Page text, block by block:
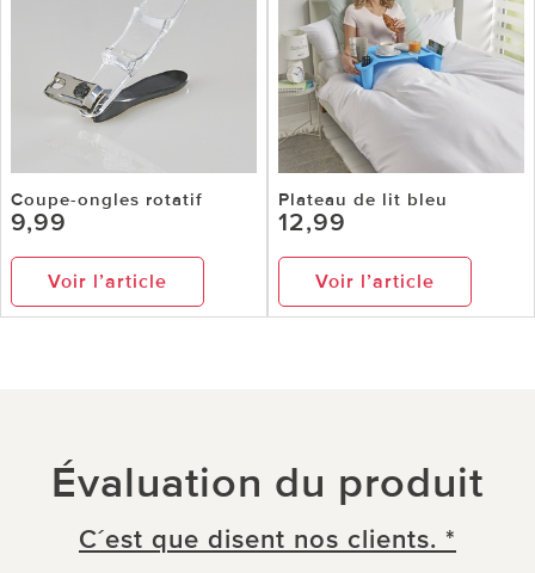
Coupe-ongles rotatif
9,99
Voir l’article
Plateau de lit bleu
12,99
Voir l’article
Évaluation du produit
C´est que disent nos clients. *